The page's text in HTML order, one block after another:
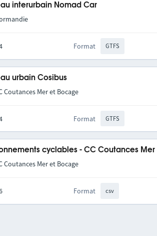
interurbain Nomad Car
Format GTFS
urbain Cosibus
Coutances Mer et Bocage
Format GTFS
cyclables - CC Coutances
Coutances Mer et Bocage
Format csv